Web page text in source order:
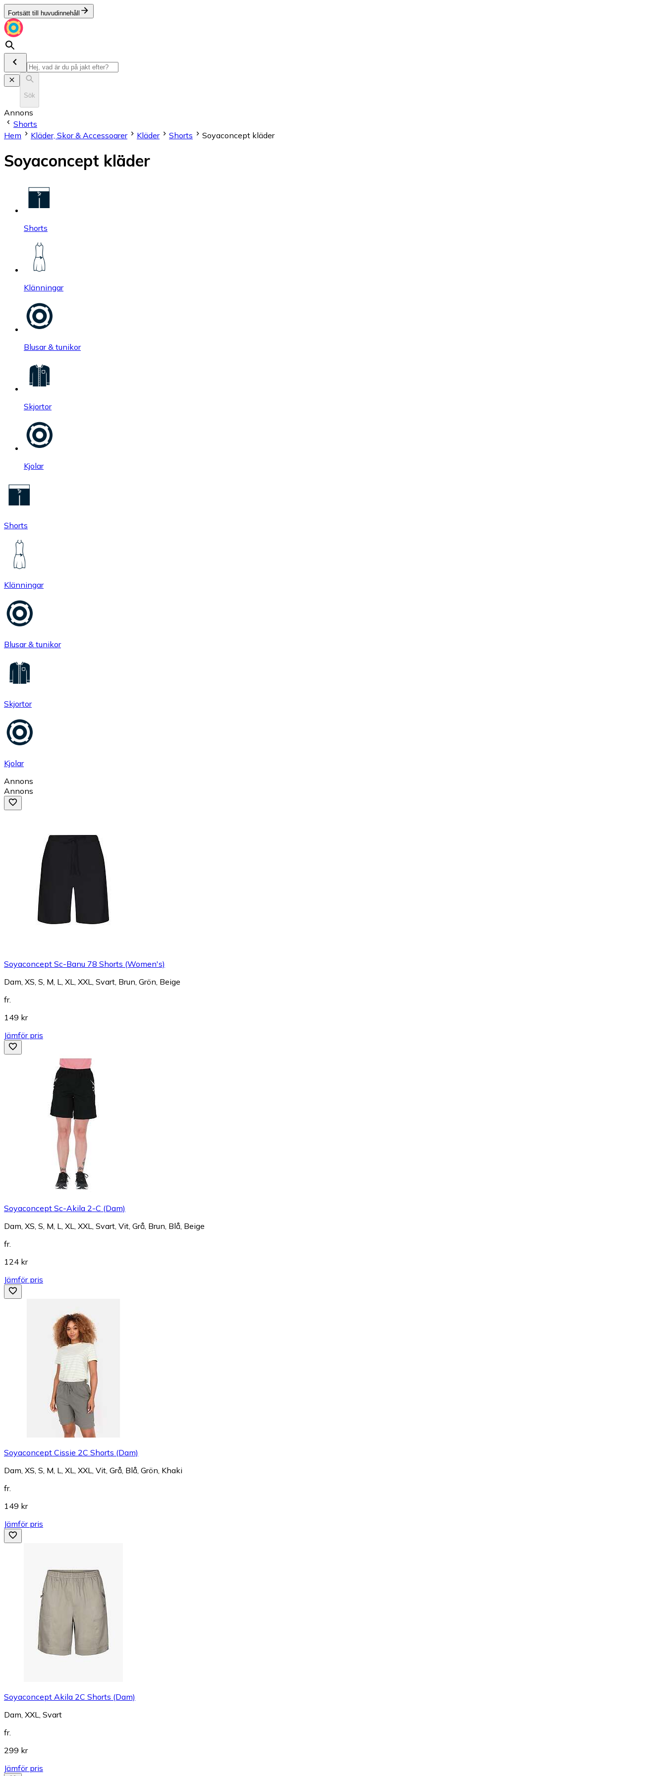
Fortsätt till huvudinnehåll
Sök
Annons
Shorts
Hem
Kläder, Skor & Accessoarer Kläder Shorts Soyaconcept kläder
Soyaconcept kläder
Shorts
Klänningar
Blusar & tunikor
Skjortor
Kjolar
Shorts
Klänningar
Blusar & tunikor
Skjortor
Kjolar
Annons
Annons
Soyaconcept Sc-Banu 78 Shorts (Women's)
Dam, XS, S, M, L, XL, XXL, Svart, Brun, Grön, Beige
fr.
149 kr
Jämför pris
Soyaconcept Sc-Akila 2-C (Dam)
Dam, XS, S, M, L, XL, XXL, Svart, Vit, Grå, Brun, Blå, Beige
fr.
124 kr
Jämför pris
Soyaconcept Cissie 2C Shorts (Dam)
Dam, XS, S, M, L, XL, XXL, Vit, Grå, Blå, Grön, Khaki
fr.
149 kr
Jämför pris
Soyaconcept Akila 2C Shorts (Dam)
Dam, XXL, Svart
fr.
299 kr
Jämför pris